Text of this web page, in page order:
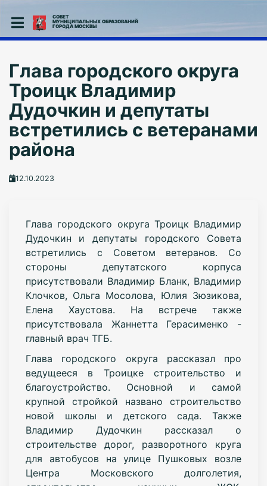
СОВЕТ
МУНИЦИПАЛЬНЫХ ОБРАЗОВАНИЙ
ГОРОДА МОСКВЫ
Глава городского округа
Троицк Владимир
Дудочкин и депутаты
встретились с ветеранами
района
12.10.2023
Глава городского округа Троицк Владимир
Дудочкин и депутаты городского Совета
встретились с Советом ветеранов. Со
стороны депутатского корпуса
присутствовали Владимир Бланк, Владимир
Клочков, Ольга Мосолова, Юлия Зюзикова,
Елена Хаустова. На встрече также
присутствовала Жаннетта Герасименко -
главный врач ТГБ.
Глава городского округа рассказал про
ведущееся в Троицке строительство и
благоустройство. Основной и самой
крупной стройкой названо строительство
новой школы и детского сада. Также
Владимир Дудочкин рассказал о
строительстве дорог, разворотного круга
для автобусов на улице Пушковых возле
Центра Московского долголетия,